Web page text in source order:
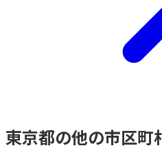
東京都の他の市区町